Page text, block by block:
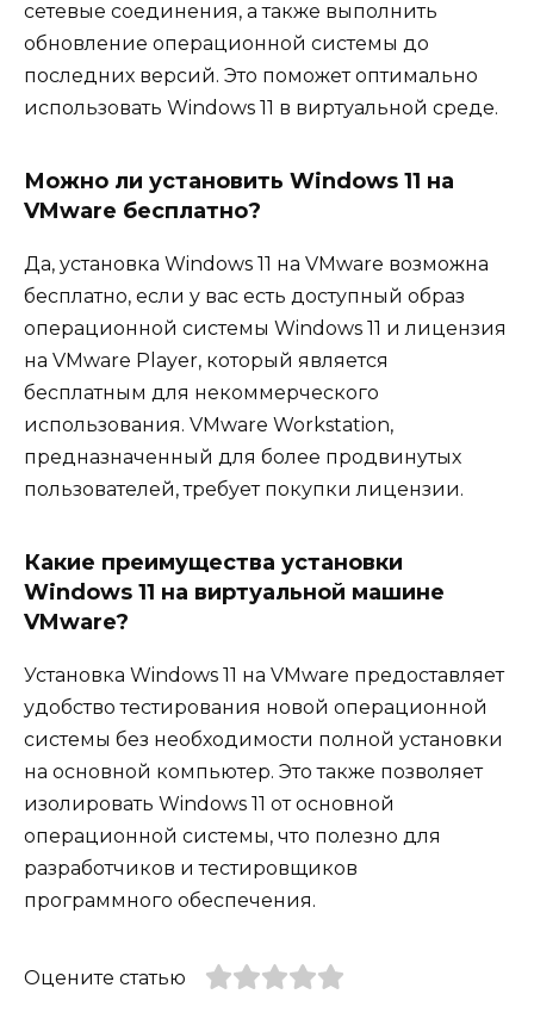
сетевые соединения, а также выполнить
обновление операционной системы до
последних версий. Это поможет оптимально
использовать Windows 11 в виртуальной среде.
Можно ли установить Windows 11 на
VMware бесплатно?
Да, установка Windows 11 на VMware возможна
бесплатно, если у вас есть доступный образ
операционной системы Windows 11 и лицензия
на VMware Player, который является
бесплатным для некоммерческого
использования. VMware Workstation,
предназначенный для более продвинутых
пользователей, требует покупки лицензии.
Какие преимущества установки
Windows 11 на виртуальной машине
VMware?
Установка Windows 11 на VMware предоставляет
удобство тестирования новой операционной
системы без необходимости полной установки
на основной компьютер. Это также позволяет
изолировать Windows 11 от основной
операционной системы, что полезно для
разработчиков и тестировщиков
программного обеспечения.
Оцените статью